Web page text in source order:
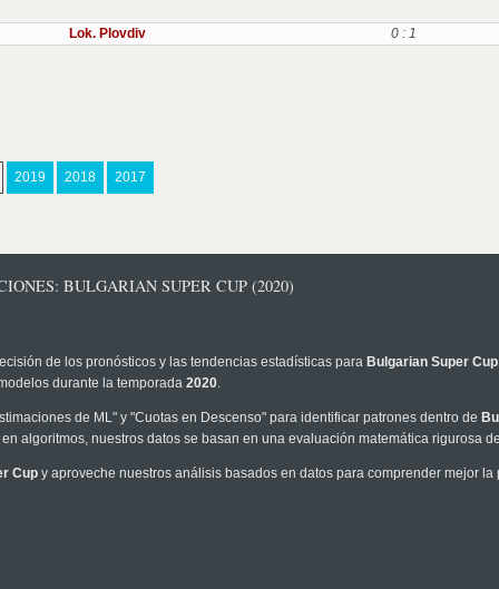
Lok. Plovdiv 0 : 1
2019 2018 2017
BULGARIAN SUPER CUP (2020)
de los pronósticos y las tendencias estadísticas para Bulgarian Super Cup
durante la temporada 2020.
de ML" y "Cuotas en Descenso" para identificar patrones dentro de
algoritmos, nuestros datos se basan en una evaluación matemática rigurosa
Cup y aproveche nuestros análisis basados en datos para comprender mejor